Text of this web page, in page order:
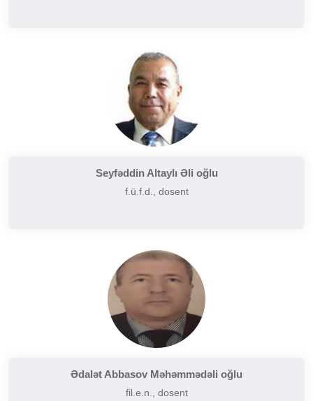
Seyfəddin Altaylı Əli oğlu
f.ü.f.d., dosent
Ədalət Abbasov Məhəmmədəli oğlu
fil.e.n., dosent